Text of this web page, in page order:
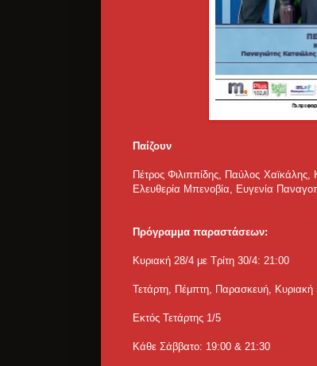
Παίζουν
Πέτρος Φιλιππίδης, Παύλος
Ελευθερία Μπενοβία, Ευγενία
Πρόγραμμα παραστάσεων:
Κυριακή 28/4 με Τρίτη 30/4: 21:00
Τετάρτη, Πέμπτη, Παρασκευή, Κυριακή
Εκτός Τετάρτης 1/5
Κάθε Σάββατο: 19:00 & 21:30